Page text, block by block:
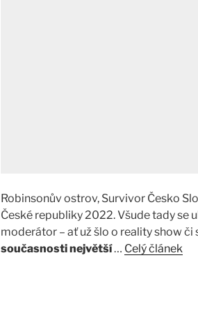
Robinsonův ostrov, Survivor Česko
České republiky 2022. Všude tady se
moderátor – ať už šlo o reality show či
současnosti největší… Celý článek